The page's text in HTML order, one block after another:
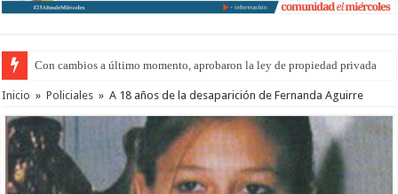
Con cambios a último momento, aprobaron la ley de propiedad privada
Inicio » Policiales » A 18 años de la desaparición de Fernanda Aguirre